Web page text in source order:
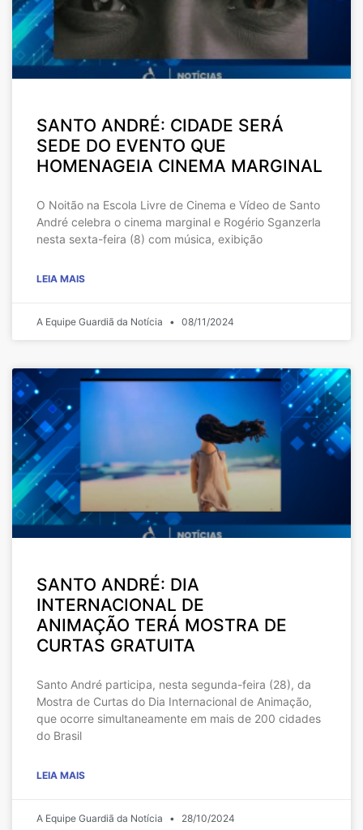
SANTO ANDRÉ: CIDADE SERÁ
SEDE DO EVENTO QUE
HOMENAGEIA CINEMA MARGINAL
O Noitão na Escola Livre de Cinema e Vídeo de Santo
André celebra o cinema marginal e Rogério Sganzerla
nesta sexta-feira (8) com música, exibição
LEIA MAIS
A Equipe Guardiã da Notícia 08/11/2024
SANTO ANDRÉ: DIA
INTERNACIONAL DE
ANIMAÇÃO TERÁ MOSTRA DE
CURTAS GRATUITA
Santo André participa, nesta segunda-feira (28), da
Mostra de Curtas do Dia Internacional de Animação,
que ocorre simultaneamente em mais de 200 cidades
do Brasil
LEIA MAIS
A Equipe Guardiã da Notícia 28/10/2024